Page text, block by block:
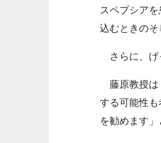
スペプシア
込むときのそ
さらに、げ
藤原教授は
する可能性
を勧めます